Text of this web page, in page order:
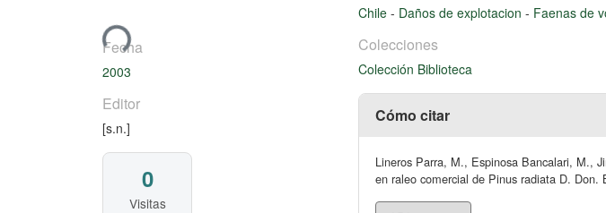
Cargando...
Fecha
2003
Editor
[s.n.]
0
Visitas
Chile - Daños de explotacion - Faenas de
Colecciones
Colección Biblioteca
Cómo citar
Lineros Parra, M., Espinosa Bancalari, M.,
en raleo comercial de Pinus radiata D.